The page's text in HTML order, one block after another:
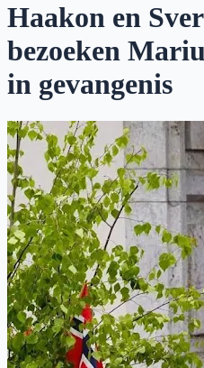
Haakon en
bezoeken
in gevangenis